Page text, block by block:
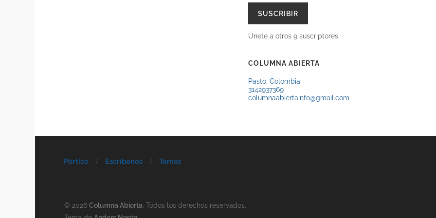
SUSCRIBIR
Únete a otros 9 suscriptores
COLUMNA ABIERTA
Pasto, Colombia
3142937369
columnaabiertainfo@gmail.com
Pórtico Escríbenos Temas
© 2026 Columna Abierta . Todos los derechos reservados.